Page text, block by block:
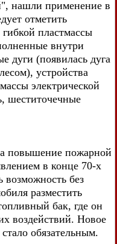
нашли применение в
отметить
пластмассы
внутри
дуги (появилась дуга
устройства
электрической
шеститочечные
повышение пожарной
в конце 70-х
возможность без
разместить
бак, где он
воздействий. Новое
обязательным.